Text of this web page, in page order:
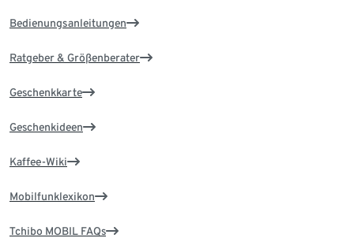
Bedienungsanleitungen
Ratgeber & Größenberater
Geschenkkarte
Geschenkideen
Kaffee-Wiki
Mobilfunklexikon
Tchibo MOBIL FAQs